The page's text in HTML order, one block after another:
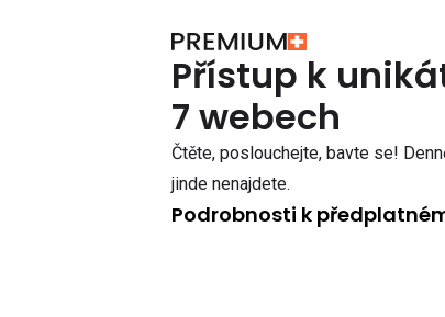
Přístup k
7 webech
Čtěte, poslouchejte, bavte se!
jinde nenajdete.
Podrobnosti k